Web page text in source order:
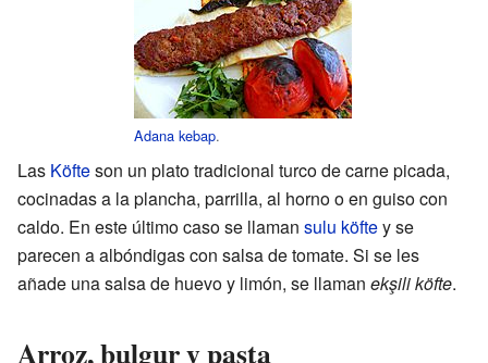
Adana kebap.
Las Köfteson un plato tradicional turco de carne picada,
cocinadas a la plancha, parrilla, al horno o en guiso con
caldo. En este último caso se llaman sulu köftey se
parecen a albóndigas con salsa de tomate. Si se les
añade una salsa de huevo y limón, se llaman ekşili köfte.
Arroz, bulgur y pasta